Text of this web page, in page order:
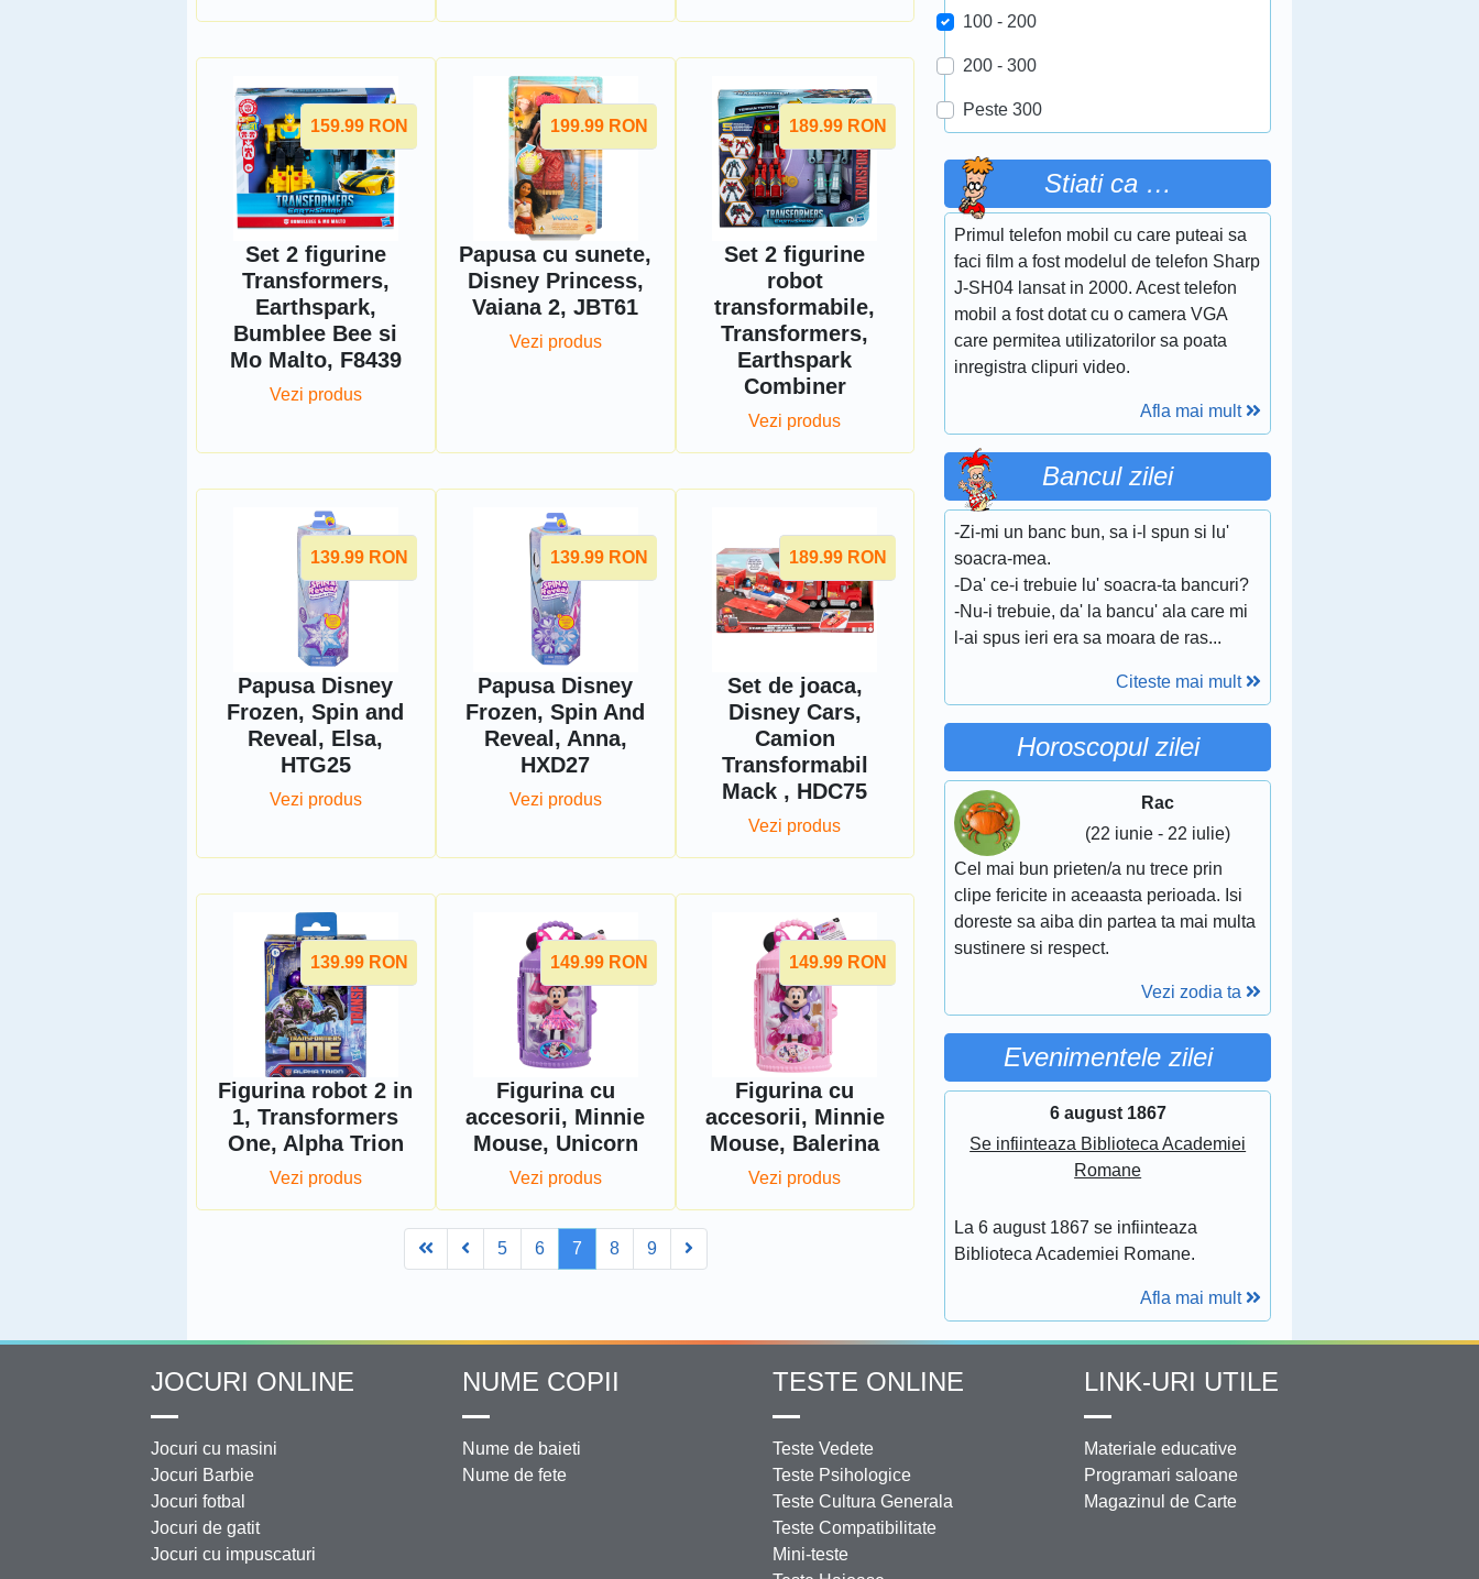
159.99 RON
Set 2 figurine
Transformers,
Earthspark,
Bumblee Bee si
Mo Malto, F8439
Vezi produs
199.99 RON
Papusa cu sunete,
Disney Princess,
Vaiana 2, JBT61
Vezi produs
189.99 RON
Set 2 figurine
robot
transformabile,
Transformers,
Earthspark
Combiner
Vezi produs
139.99 RON
Papusa Disney
Frozen, Spin and
Reveal, Elsa,
HTG25
Vezi produs
139.99 RON
Papusa Disney
Frozen, Spin And
Reveal, Anna,
HXD27
Vezi produs
189.99 RON
Set de joaca,
Disney Cars,
Camion
Transformabil
Mack , HDC75
Vezi produs
139.99 RON
Figurina robot 2 in
1, Transformers
One, Alpha Trion
Vezi produs
149.99 RON
Figurina cu
accesorii, Minnie
Mouse, Unicorn
Vezi produs
149.99 RON
Figurina cu
accesorii, Minnie
Mouse, Balerina
Vezi produs
FirstPrev
5 6 7 8 9 Next
100 - 200
200 - 300
Peste 300
Stiati ca …
Primul telefon mobil cu care puteai sa
faci film a fost modelul de telefon Sharp
J-SH04 lansat in 2000. Acest telefon
mobil a fost dotat cu o camera VGA
care permitea utilizatorilor sa poata
inregistra clipuri video.
Afla mai mult
Bancul zilei
-Zi-mi un banc bun, sa i-l spun si lu'
soacra-mea.
-Da' ce-i trebuie lu' soacra-ta bancuri?
-Nu-i trebuie, da' la bancu' ala care mi
l-ai spus ieri era sa moara de ras...
Citeste mai mult
Horoscopul zilei
Rac
(22 iunie - 22 iulie)
Cel mai bun prieten/a nu trece prin
clipe fericite in aceaasta perioada. Isi
doreste sa aiba din partea ta mai multa
sustinere si respect.
Vezi zodia ta
Evenimentele zilei
6 august 1867
Se infiinteaza Biblioteca Academiei
Romane
La 6 august 1867 se infiinteaza
Biblioteca Academiei Romane.
Afla mai mult
JOCURI ONLINE
Jocuri cu masini
Jocuri Barbie
Jocuri fotbal
Jocuri de gatit
Jocuri cu impuscaturi
NUME COPII
Nume de baieti
Nume de fete
TESTE ONLINE
Teste Vedete
Teste Psihologice
Teste Cultura Generala
Teste Compatibilitate
Mini-teste
LINK-URI UTILE
Materiale educative
Programari saloane
Magazinul de Carte